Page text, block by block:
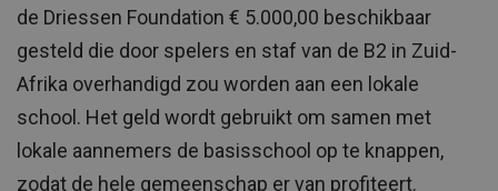
de Driessen Foundation € 5.000,00 beschikbaar
gesteld die door spelers en staf van de B2 in Zuid-
Afrika overhandigd zou worden aan een lokale
school. Het geld wordt gebruikt om samen met
lokale aannemers de basisschool op te knappen,
zodat de hele gemeenschap er van profiteert.